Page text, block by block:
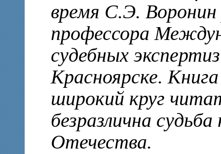
время С.Э.
профессора
судебных
Красноярске.
широкий круг
безразлична
Отечества.